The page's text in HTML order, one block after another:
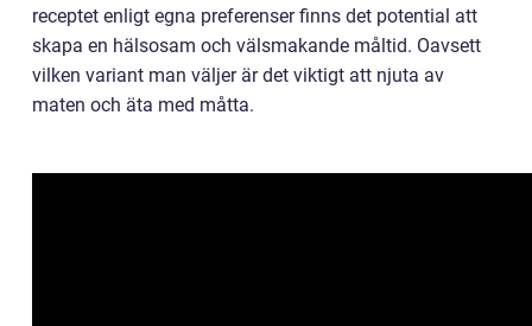
receptet enligt egna preferenser finns det potential att
skapa en hälsosam och välsmakande måltid. Oavsett
vilken variant man väljer är det viktigt att njuta av
maten och äta med måtta.